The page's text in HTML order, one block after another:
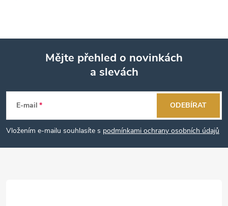
p
a
Mějte přehled o novinkách
a slevách
E-mail
Vložením e-mailu souhlasíte s podmínkami ochrany osobních údajů
ODEBÍRAT